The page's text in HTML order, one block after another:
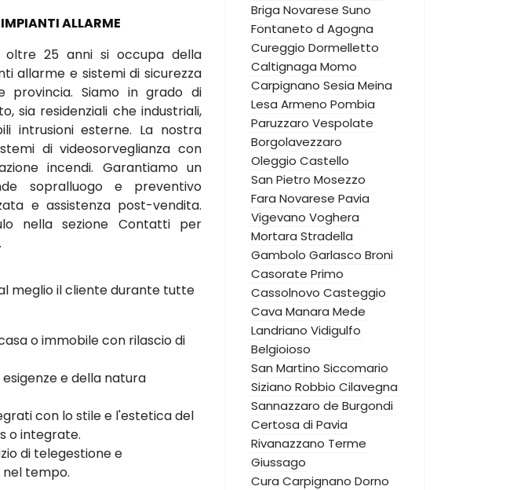
ALLARME
oltre 25 anni si occupa della
allarme e sistemi di sicurezza
provincia. Siamo in grado di
sia residenziali che industriali,
intrusioni esterne. La nostra
di videosorveglianza con
incendi. Garantiamo un
sopralluogo e preventivo
e assistenza post-vendita.
nella sezione Contatti per
meglio il cliente durante tutte
o immobile con rilascio di
e della natura
con lo stile e l'estetica del
o integrate.
di telegestione e
tempo.
Briga Novarese Suno
Fontaneto d Agogna
Cureggio Dormelletto
Caltignaga Momo
Carpignano Sesia Meina
Lesa Armeno Pombia
Paruzzaro Vespolate
Borgolavezzaro
Oleggio Castello
San Pietro Mosezzo
Fara Novarese Pavia
Vigevano Voghera
Mortara Stradella
Gambolo Garlasco Broni
Casorate Primo
Cassolnovo Casteggio
Cava Manara Mede
Landriano Vidigulfo
Belgioioso
San Martino Siccomario
Siziano Robbio Cilavegna
Sannazzaro de Burgondi
Certosa di Pavia
Rivanazzano Terme
Giussago
Cura Carpignano Dorno